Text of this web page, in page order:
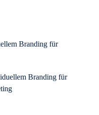
Branding für